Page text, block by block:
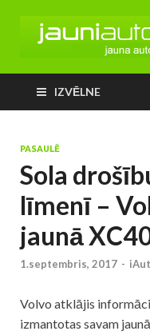
IZVĒLNE
PASAULĒ
Sola
līmenī –
jaunā
1.septembris, 2017 -
Volvo atklājis
izmantotas savam